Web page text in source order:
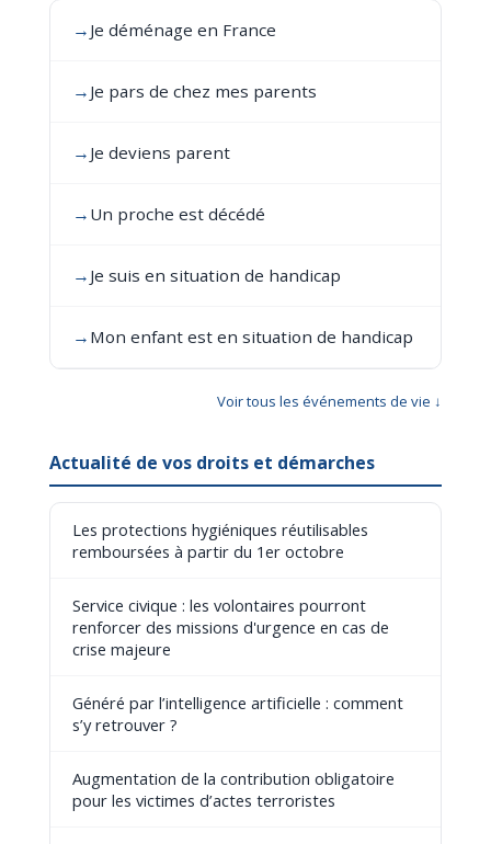
→ Je déménage en France
→ Je pars de chez mes parents
→ Je deviens parent
→ Un proche est décédé
→ Je suis en situation de handicap
→ Mon enfant est en situation de handicap
Voir tous les événements de vie ↓
Actualité de vos droits et démarches
Les protections hygiéniques réutilisables
remboursées à partir du 1er octobre
Service civique : les volontaires pourront
renforcer des missions d'urgence en cas de
crise majeure
Généré par l’intelligence artificielle : comment
s’y retrouver ?
Augmentation de la contribution obligatoire
pour les victimes d’actes terroristes